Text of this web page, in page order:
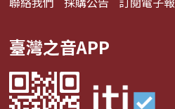
臺灣之音APP